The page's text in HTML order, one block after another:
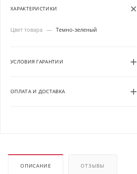
ХАРАКТЕРИСТИКИ
Цвет товара — Темно-зеленый
УСЛОВИЯ ГАРАНТИИ
ОПЛАТА И ДОСТАВКА
ОПИСАНИЕ ОТЗЫВЫ